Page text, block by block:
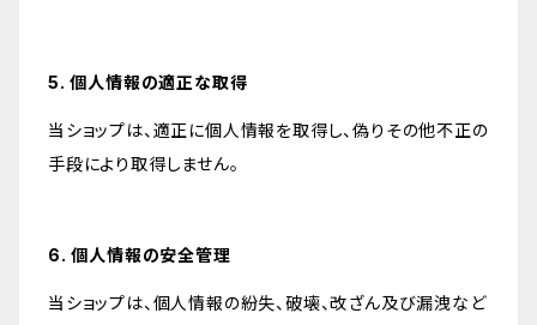
5. 個人情報の適正な取得
当ショップは、適正に個人情報を取得し、偽りその他不正の
手段により取得しません。
6. 個人情報の安全管理
当ショップは、個人情報の紛失、破壊、改ざん及び漏洩など